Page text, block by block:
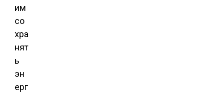
им
со
хра
нят
ь
эн
ерг